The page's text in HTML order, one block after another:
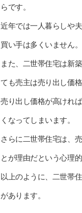
らです。
近年では一人暮らしや
買い手は多くいません。
また、二世帯住宅は新
ても売主は売り出し価
売り出し価格が高けれ
くなってしまいます。
さらに二世帯住宅は、
とが理由だという心理
以上のように、二世帯
があります。